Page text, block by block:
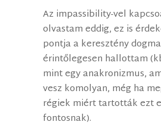
Az impassibility-vel
olvastam eddig, ez is
pontja a keresztény
érintőlegesen hallottam
mint egy anakronizmus,
vesz komolyan, még ha
régiek miért tartották ezt
fontosnak).